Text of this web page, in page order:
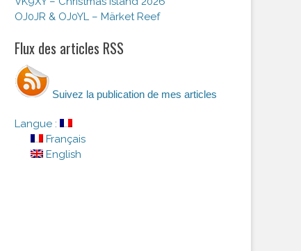
OJ0JR & OJ0YL – Märket Reef
Flux des articles RSS
Suivez la publication de mes articles
Langue :
Français
English